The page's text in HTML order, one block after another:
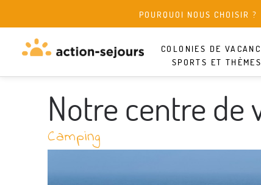
POURQUOI NOUS CHOISIR ?
COLONIES DE
SPORTS ET THÈMES
Camping
Notre centre de